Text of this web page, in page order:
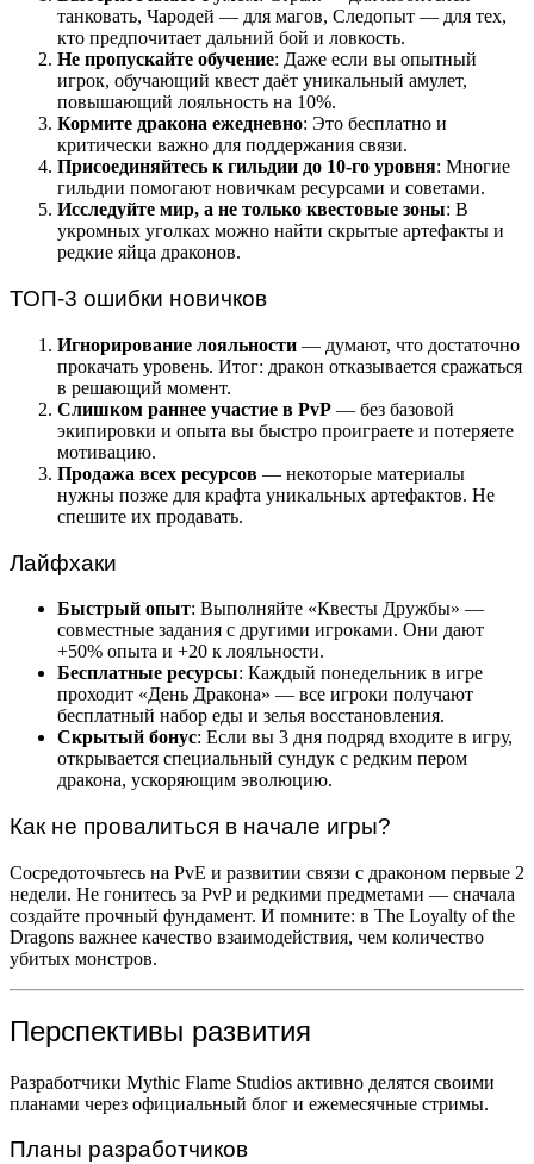
танковать, Чародей — для магов, Следопыт — для тех,
кто предпочитает дальний бой и ловкость.
Не пропускайте обучение: Даже если вы опытный
игрок, обучающий квест даёт уникальный амулет,
повышающий лояльность на 10%.
Кормите дракона ежедневно: Это бесплатно и
критически важно для поддержания связи.
Присоединяйтесь к гильдии до 10-го уровня: Многие
гильдии помогают новичкам ресурсами и советами.
Исследуйте мир, а не только квестовые зоны: В
укромных уголках можно найти скрытые артефакты и
редкие яйца драконов.
ТОП-3 ошибки новичков
Игнорирование лояльности — думают, что достаточно
прокачать уровень. Итог: дракон отказывается сражаться
в решающий момент.
Слишком раннее участие в PvP — без базовой
экипировки и опыта вы быстро проиграете и потеряете
мотивацию.
Продажа всех ресурсов — некоторые материалы
нужны позже для крафта уникальных артефактов. Не
спешите их продавать.
Лайфхаки
Быстрый опыт: Выполняйте «Квесты Дружбы» —
совместные задания с другими игроками. Они дают
+50% опыта и +20 к лояльности.
Бесплатные ресурсы: Каждый понедельник в игре
проходит «День Дракона» — все игроки получают
бесплатный набор еды и зелья восстановления.
Скрытый бонус: Если вы 3 дня подряд входите в игру,
открывается специальный сундук с редким пером
дракона, ускоряющим эволюцию.
Как не провалиться в начале игры?
Сосредоточьтесь на PvE и развитии связи с драконом первые 2
недели. Не гонитесь за PvP и редкими предметами — сначала
создайте прочный фундамент. И помните: в The Loyalty of the
Dragons важнее качество взаимодействия, чем количество
убитых монстров.
Перспективы развития
Разработчики Mythic Flame Studios активно делятся своими
планами через официальный блог и ежемесячные стримы.
Планы разработчиков